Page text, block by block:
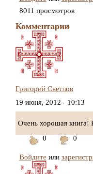
8011 просмотров
Комментарии
Григорий Светлов
19 июня, 2012 - 10:13
Очень хорошая книга!
0
0
Войдите или